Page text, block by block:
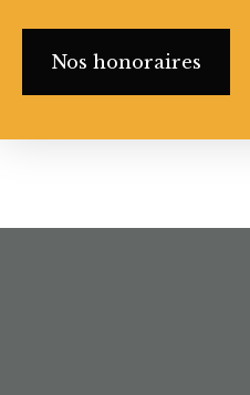
Nos honoraires